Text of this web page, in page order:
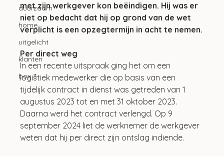
duurzaam
home
uitgelicht
klanten
box 3
met zijn werkgever kon beëindigen. Hij was er
niet op bedacht dat hij op grond van de wet
verplicht is een opzegtermijn in acht te nemen.
Per direct weg
In een recente uitspraak ging het om een
logistiek medewerker die op basis van een
tijdelijk contract in dienst was getreden van 1
augustus 2023 tot en met 31 oktober 2023.
Daarna werd het contract verlengd. Op 9
september 2024 liet de werknemer de werkgever
weten dat hij per direct zijn ontslag indiende.